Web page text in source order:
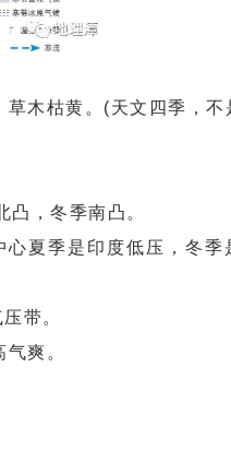
木枯黄。(天文四季，不
，冬季南凸。
夏季是印度低压，冬季
带。
爽。